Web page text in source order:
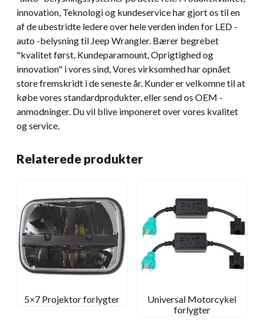
innovation, Teknologi og kundeservice har gjort os til en
af ​​de ubestridte ledere over hele verden inden for LED -
auto -belysning til Jeep Wrangler. Bærer begrebet
"kvalitet først, Kundeparamount, Oprigtighed og
innovation" i vores sind, Vores virksomhed har opnået
store fremskridt i de seneste år. Kunder er velkomne til at
købe vores standardprodukter, eller send os OEM -
anmodninger. Du vil blive imponeret over vores kvalitet
og service.
Relaterede produkter
5×7 Projektor forlygter
Universal Motorcykel
forlygter